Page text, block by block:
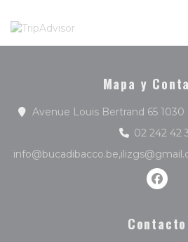
Mapa y
Avenue Louis Bertrand 65
02 242 42
Contacto